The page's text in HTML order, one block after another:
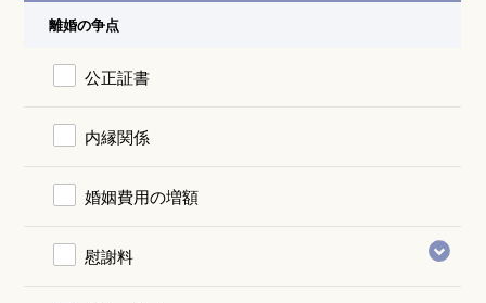
離婚の争点
公正証書
内縁関係
婚姻費用の増額
慰謝料